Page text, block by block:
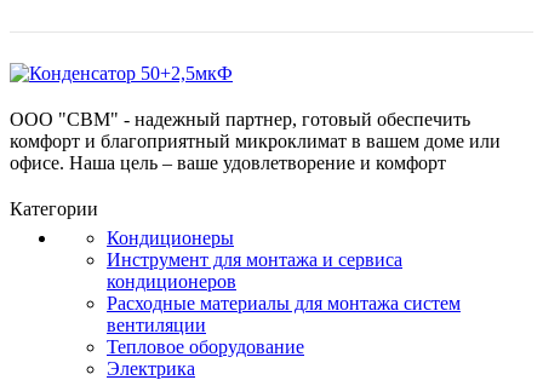
ООО "СВМ" - надежный партнер, готовый обеспечить
комфорт и благоприятный микроклимат в вашем доме или
офисе. Наша цель – ваше удовлетворение и комфорт
Категории
Кондиционеры
Инструмент для монтажа и сервиса
кондиционеров
Расходные материалы для монтажа систем
вентиляции
Тепловое оборудование
Электрика